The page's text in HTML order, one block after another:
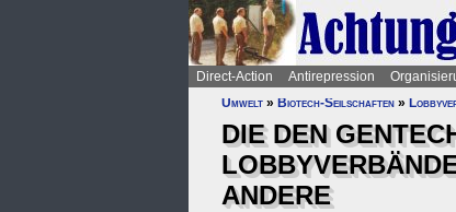
Direct-Action Antirepression
Umwelt » Biotech-Seilschaften »
DIE DEN
ANDERE